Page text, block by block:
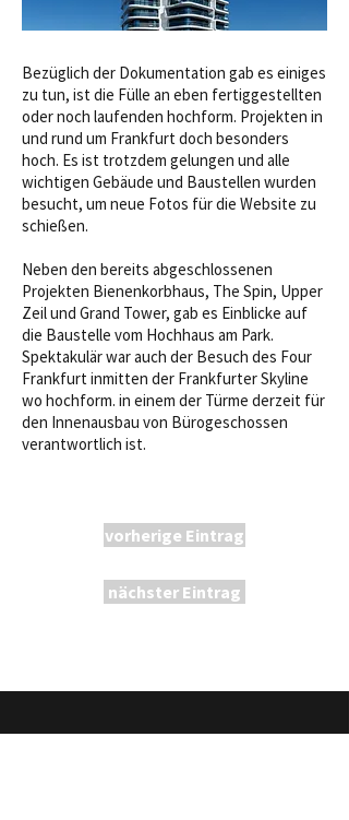
Bezüglich der Dokumentation gab es einiges
zu tun, ist die Fülle an eben fertiggestellten
oder noch laufenden hochform. Projekten in
und rund um Frankfurt doch besonders
hoch. Es ist trotzdem gelungen und alle
wichtigen Gebäude und Baustellen wurden
besucht, um neue Fotos für die Website zu
schießen.
Neben den bereits abgeschlossenen
Projekten Bienenkorbhaus, The Spin, Upper
Zeil und Grand Tower, gab es Einblicke auf
die Baustelle vom Hochhaus am Park.
Spektakulär war auch der Besuch des Four
Frankfurt inmitten der Frankfurter Skyline
wo hochform. in einem der Türme derzeit für
den Innenausbau von Bürogeschossen
verantwortlich ist.
vorherige Eintrag
nächster Eintrag